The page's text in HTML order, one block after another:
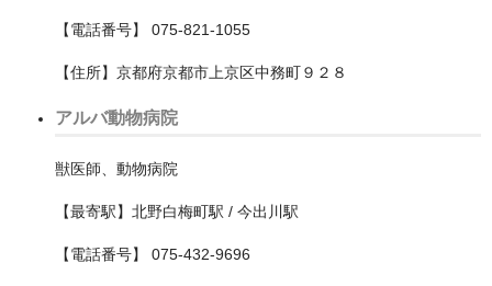
鶴ヶ島市
大分県
大阪府
三島郡島本町
交野市
八尾市
【電話番号】 075-821-1055
【住所】京都府京都市上京区中務町９２８
アルバ動物病院
獣医師、動物病院
【最寄駅】北野白梅町駅 / 今出川駅
【電話番号】 075-432-9696